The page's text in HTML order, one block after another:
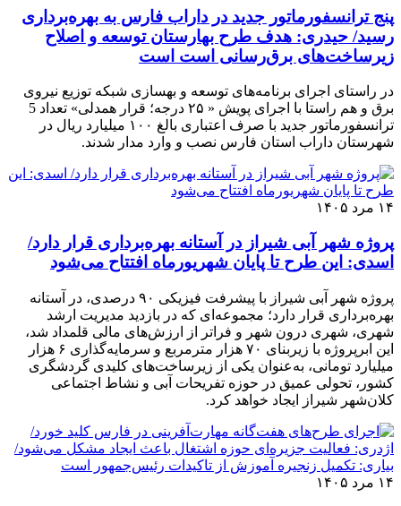
پنج ترانسفورماتور جدید در داراب فارس به بهره‌برداری
رسید/ حیدری: هدف طرح بهارستان توسعه و اصلاح
زیرساخت‌های برق‌رسانی است است
در راستای اجرای برنامه‌های توسعه و بهسازی شبکه توزیع نیروی
برق و هم راستا با اجرای پویش « ۲۵ درجه؛ قرار همدلی» تعداد 5
ترانسفورماتور جدید با صرف اعتباری بالغ ۱۰۰ میلیارد ریال در
شهرستان داراب استان فارس نصب و وارد مدار شدند.
۱۴ مرد ۱۴۰۵
پروژه شهر آبی شیراز در آستانه بهره‌برداری قرار دارد/
اسدی: این طرح تا پایان شهریورماه افتتاح می‌شود
پروژه شهر آبی شیراز با پیشرفت فیزیکی ۹۰ درصدی، در آستانه
بهره‌برداری قرار دارد؛ مجموعه‌ای که در بازدید مدیریت ارشد
شهری، شهری درون شهر و فراتر از ارزش‌های مالی قلمداد شد،
این ابرپروژه با زیربنای ۷۰ هزار مترمربع و سرمایه‌گذاری ۶ هزار
میلیارد تومانی، به‌عنوان یکی از زیرساخت‌های کلیدی گردشگری
کشور، تحولی عمیق در حوزه تفریحات آبی و نشاط اجتماعی
کلان‌شهر شیراز ایجاد خواهد کرد.
۱۴ مرد ۱۴۰۵